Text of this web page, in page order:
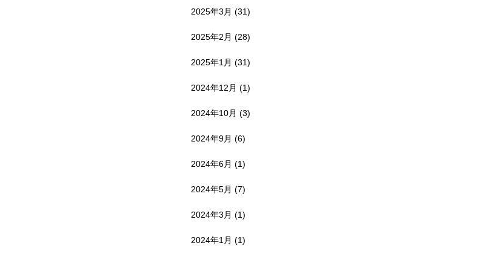
2025年3月 (31)
2025年2月 (28)
2025年1月 (31)
2024年12月 (1)
2024年10月 (3)
2024年9月 (6)
2024年6月 (1)
2024年5月 (7)
2024年3月 (1)
2024年1月 (1)